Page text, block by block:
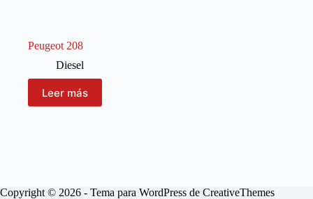
Peugeot 208
Diesel
Leer más
Copyright © 2026 - Tema para WordPress de CreativeThemes